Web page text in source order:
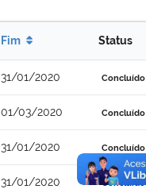
Fim Status
31/01/2020 Concluído
01/03/2020 Concluído
31/01/2020 Concluído
31/01/2020 Concluído